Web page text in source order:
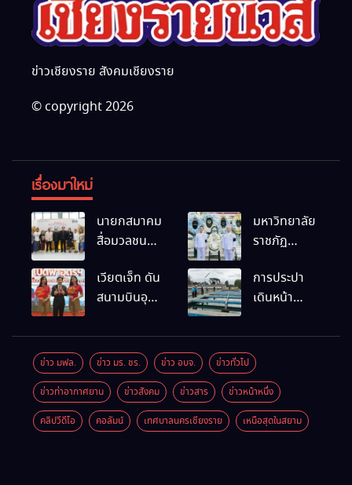
ข่าวเชียงราย สังคมเชียงราย
© copyright 2026
เรื่องมาใหม่
นายกสมาคม
สื่อมวลชน
ประชาสัมพันธ์
เชียงราย
กิจกรรมที่
สำนักงาน
การท่องเที่ยว
และกีฬา
จังหวัด
เชียงราย จัด
มหาวิทยาลัย
ราชภัฏ
ร่วมเป็นเจ้า
ภาพพิธี
พร้อมน้อม
สำนึกในพระ
มหากรุณาธิคุณ
เวียตเจ็ท ดัน
สนามบินอุ
เชื่อมต่อเส้น
ทางนานาชาติ
การประปา
เดินหน้า
แห่งใหม่
ข่าว มฟล. ข่าว มร. ชร. ข่าว อบจ. ข่าวทั่วไป
ข่าวท่าอากาศยาน ข่าวสังคม ข่าวสาร ข่าวหน้าหนึ่ง
คลิปวีดีโอ คอลัมน์ เทศบาลนครเชียงราย เหนือสุดในสยาม